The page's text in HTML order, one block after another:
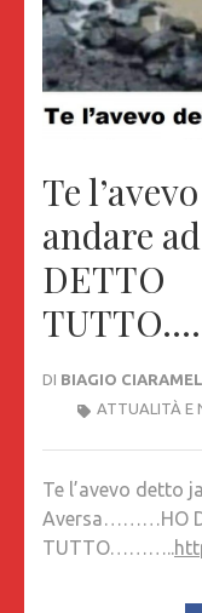
Te
andare
DETTO
DI BIAGIO
ATTUALITÀ E
Te l’avevo detto
Aversa………HO
TUTTO………..